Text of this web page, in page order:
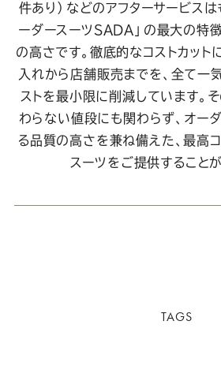
件あり）などのアフターサービスは
ーダースーツSADA」の最大の特
の高さです。徹底的なコストカット
入れから店舗販売までを、全て一
ストを最小限に削減しています。
わらない値段にも関わらず、オー
る品質の高さを兼ね備えた、最高
スーツをご提供すること
TAGS